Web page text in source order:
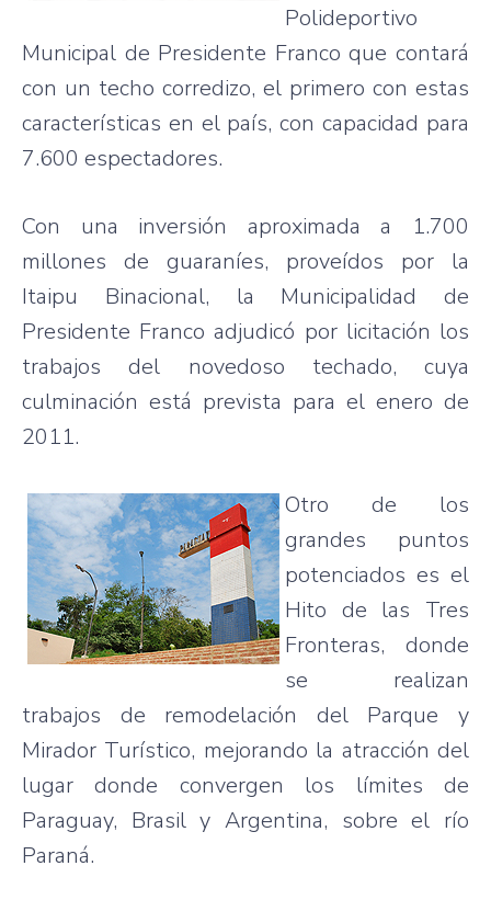
Polideportivo
Municipal de Presidente Franco que contará
con un techo corredizo, el primero con estas
características en el país, con capacidad para
7.600 espectadores.
Con una inversión aproximada a 1.700
millones de guaraníes, proveídos por la
Itaipu Binacional, la Municipalidad de
Presidente Franco adjudicó por licitación los
trabajos del novedoso techado, cuya
culminación está prevista para el enero de
2011.
Otro de los
grandes puntos
potenciados es el
Hito de las Tres
Fronteras, donde
se realizan
trabajos de remodelación del Parque y
Mirador Turístico, mejorando la atracción del
lugar donde convergen los límites de
Paraguay, Brasil y Argentina, sobre el río
Paraná.